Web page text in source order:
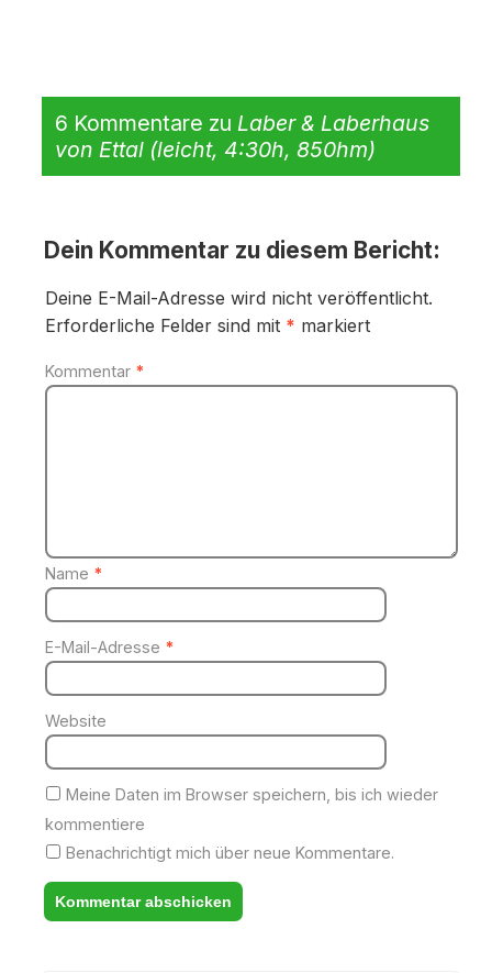
6 Kommentare zu Laber & Laberhaus
von Ettal (leicht, 4:30h, 850hm)
Dein Kommentar zu diesem Bericht:
Deine E-Mail-Adresse wird nicht veröffentlicht.
Erforderliche Felder sind mit * markiert
Kommentar *
Name *
E-Mail-Adresse *
Website
Meine Daten im Browser speichern, bis ich wieder
kommentiere
Benachrichtigt mich über neue Kommentare.